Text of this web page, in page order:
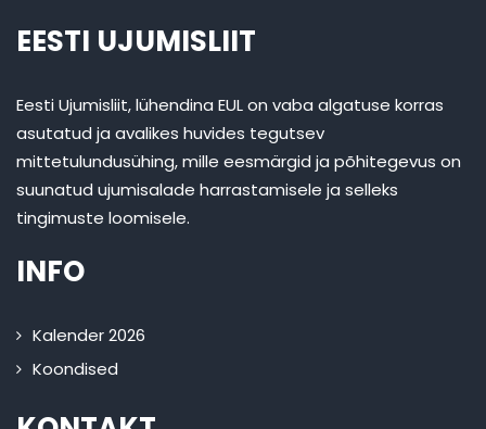
EESTI UJUMISLIIT
Eesti Ujumisliit, lühendina EUL on vaba algatuse korras
asutatud ja avalikes huvides tegutsev
mittetulundusühing, mille eesmärgid ja põhitegevus on
suunatud ujumisalade harrastamisele ja selleks
tingimuste loomisele.
INFO
Kalender 2026
Koondised